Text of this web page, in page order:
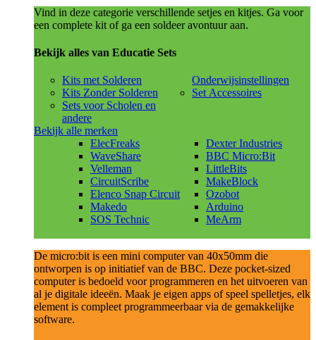
Vind in deze categorie verschillende setjes en kitjes. Ga voor
een complete kit of ga een soldeer avontuur aan.
Bekijk alles van Educatie Sets
Kits met Solderen
Kits Zonder Solderen
Sets voor Scholen en
andere
Onderwijsinstellingen
Set Accessoires
Bekijk alle merken
ElecFreaks
WaveShare
Velleman
CircuitScribe
Elenco Snap Circuit
Makedo
SOS Technic
Dexter Industries
BBC Micro:Bit
LittleBits
MakeBlock
Ozobot
Arduino
MeArm
De micro:bit is een mini computer van 40x50mm die
ontworpen is op initiatief van de BBC. Deze pocket-sized
computer is bedoeld voor programmeren en het uitvoeren van
al je digitale ideeën. Maak je eigen apps of speel spelletjes, elk
element is compleet programmeerbaar via de gemakkelijke
software.